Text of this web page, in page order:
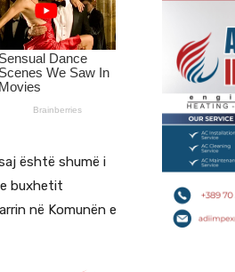
është shumë i
buxhetit
në Komunën e